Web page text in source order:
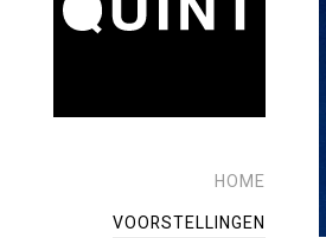
HOME
VOORSTELLINGEN